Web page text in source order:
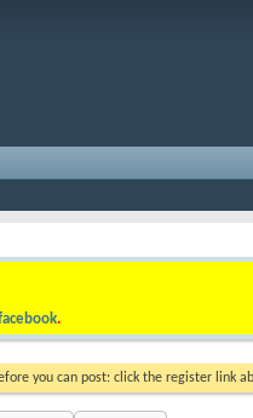
.
you can post: click the register link